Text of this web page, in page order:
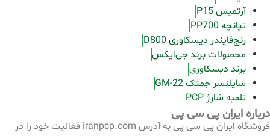
آرتمیس P15
تپانچه PP700
رنج‌فایندر دیسکاوری D800
محصولات برند جی‌ایکس
برند دیسکاوری
سایلنسر جمتک GM-22
تلمبه شارژ PCP
درباره ایران پی سی پی
فروشگاه ایران پی سی پی به آدرس iranpcp.com فعالیت خود را در